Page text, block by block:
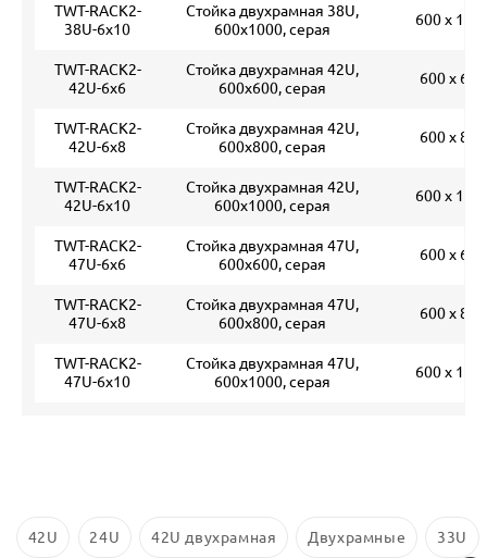
TWT-RACK2-
38U-6x10
Стойка двухрамная 38U,
600x1000, серая
600 х
TWT-RACK2-
42U-6x6
Стойка двухрамная 42U,
600x600, серая
600 х
TWT-RACK2-
42U-6x8
Стойка двухрамная 42U,
600x800, серая
600 х
TWT-RACK2-
42U-6x10
Стойка двухрамная 42U,
600x1000, серая
600 х
TWT-RACK2-
47U-6x6
Стойка двухрамная 47U,
600x600, серая
600 х
TWT-RACK2-
47U-6x8
Стойка двухрамная 47U,
600x800, серая
600 х
TWT-RACK2-
47U-6x10
Стойка двухрамная 47U,
600x1000, серая
600 х
42U 24U 42U двухрамная Двухрамные 33U